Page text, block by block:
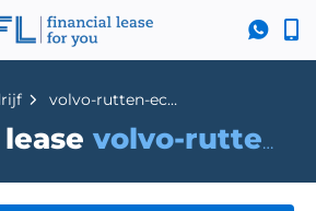
volvo-rutten-echt
leasevolvo-rutten-echt